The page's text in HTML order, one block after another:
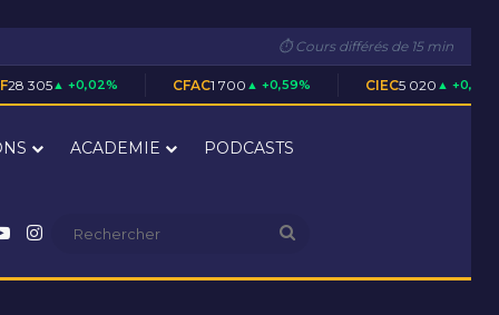
⏱ Cours différés de 15 min
CFAC1 700 ▲ +0,59% CIEC5 020 ▲ +0,40% ECOC
ACADEMIE PODCASTS
YouTube
Instagram